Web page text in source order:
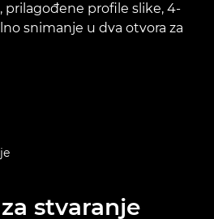
prilagođene profile slike, 4-
snimanje u dva otvora za
stvaranje